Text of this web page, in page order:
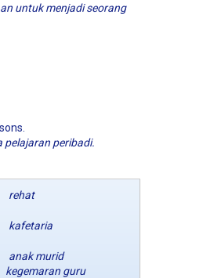
untuk menjadi seorang
pelajaran peribadi.
rehat
kafetaria
anak murid
kegemaran guru